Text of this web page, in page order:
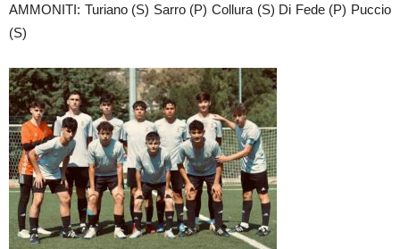
AMMONITI: Turiano (S) Sarro (P) Collura (S) Di Fede (P) Puccio
(S)